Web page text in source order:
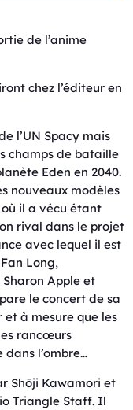
de l’anime
chez l’éditeur en
l’UN Spacy mais
champs de bataille
Eden en 2040.
nouveaux modèles
où il a vécu étant
rival dans le projet
avec lequel il est
Long,
Apple et
le concert de sa
à mesure que les
rancœurs
dans l’ombre…
Shōji Kawamori et
Triangle Staff. Il